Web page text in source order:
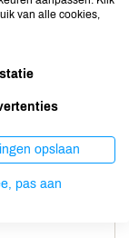
van alle cookies,
opslaan
pas aan